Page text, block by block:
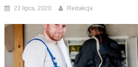
23 lipca, 2020 Redakcja